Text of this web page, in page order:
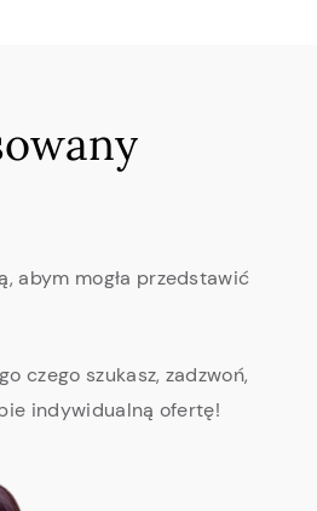
abym mogła przedstawić
czego szukasz, zadzwoń,
indywidualną ofertę!